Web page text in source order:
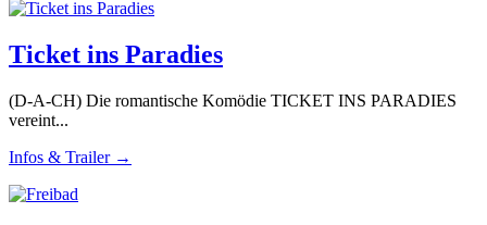
Ticket ins Paradies
(D-A-CH) Die romantische Komödie TICKET INS PARADIES
vereint...
Infos & Trailer →